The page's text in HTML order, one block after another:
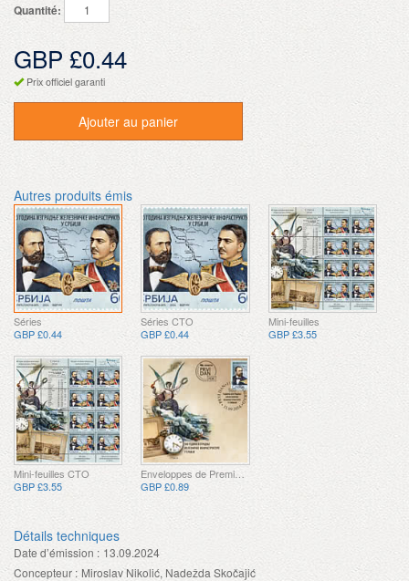
Quantité:
GBP £0.44
Prix officiel garanti
Ajouter au panier
Autres produits émis
Séries
GBP £0.44
Séries CTO
GBP £0.44
Mini-feuilles
GBP £3.55
Mini-feuilles CTO
GBP £3.55
GBP £0.89
Détails techniques
Date d’émission : 13.09.2024
Concepteur : Miroslav Nikolić, Nadežda Skočajić